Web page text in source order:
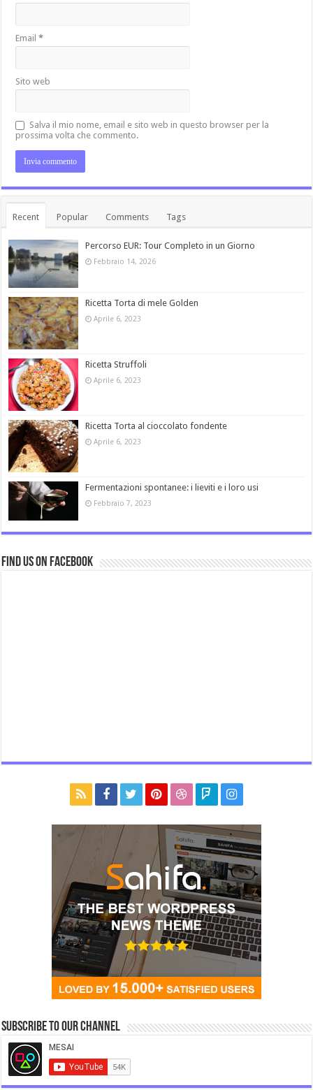
Email*
Sito web
Salva il mio nome, email e sito web in questo browser per la
prossima volta che commento.
Recent Popular Comments Tags
Percorso EUR: Tour Completo in un Giorno
Febbraio 14, 2026
Ricetta Torta di mele Golden
Aprile 6, 2023
Ricetta Struffoli
Aprile 6, 2023
Ricetta Torta al cioccolato fondente
Aprile 6, 2023
Fermentazioni spontanee: i lieviti e i loro usi
Febbraio 7, 2023
Find us on Facebook
Subscribe to our Channel